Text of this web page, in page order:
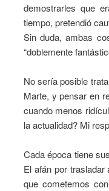
demostrarles que
tiempo, pretendió
Sin duda, ambas
“doblemente
No sería posible
Marte, y pensar en
cuando menos
la actualidad? Mi
Cada época tiene
El afán por
que cometemos